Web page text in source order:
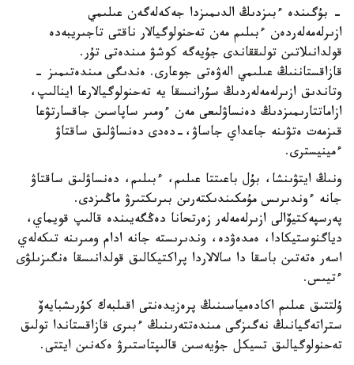
- بۇگىندە ءبىزدىڭ الدىمىزدا جەكەلەگەن عىلىمي
ازىرلەمەلەردەن ءبىلىم مەن تەحنولوگيالار ناقتى تاجىريبەدە
قولدانىلاتىن تولىققاندى جۇيەگە كوشۋ مىندەتى تۇر.
قازاقستاننىڭ عىلىمي الەۋەتى جوعارى. ەندىگى مىندەتىمىز -
وتاندىق ازىرلەمەلەردىڭ سۇرانىسقا يە تەحنولوگيالارعا اينالىپ،
ازاماتتارىمىزدىڭ دەنساۋلىعى مەن ءومىر ساپاسىن جاقسارتۋعا
قىزمەت ەتۋىنە جاعداي جاساۋ،-دەدى دەنساۋلىق ساقتاۋ
ءمينيسترى.
ونىڭ ايتۋىنشا، بۇل باعىتتا عىلىم، ءبىلىم، دەنساۋلىق ساقتاۋ
جانە ءوندىرىس مۇمكىندىكتەرىن بىرىكتىرۋ ماڭىزدى.
پەرسپەكتيۆالى ازىرلەمەلەر زەرتحانا دەڭگەيىندە قالىپ قويماي،
دياگنوستيكادا، ەمدەۋدە، وندىرىستە جانە ادام ومىرىنە تىكەلەي
اسەر ەتەتىن باسقا دا سالالاردا پراكتيكالىق قولدانىسقا ەنگىزىلۋى
ءتيىس.
ۇلتتىق عىلىم اكادەمياسىنىڭ پرەزيدەنتى اقىلبەك كۇرىشبايەۆ
ستراتەگيانىڭ نەگىزگى مىندەتتەرىنىڭ ءبىرى قازاقستاندا تولىق
تەحنولوگيالىق تسيكل جۇيەسىن قالىپتاستىرۋ ەكەنىن ايتتى.